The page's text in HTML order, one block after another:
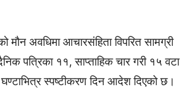
अवधिमा आचारसंहिता विपरित सामग्री
पत्रिका ११, साप्ताहिक चार गरी १५ वटा
स्पष्टीकरण दिन आदेश दिएको छ।